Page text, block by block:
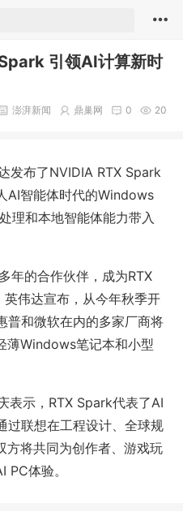
引领AI计算新时
20
0
鼎巢网
澎湃新闻
发布了NVIDIA RTX Spark
AI智能体时代的Windows
理和本地智能体能力带入
年的合作伙伴，成为RTX
伟达宣布，从今年秋季开
普和微软在内的多家厂商将
薄Windows笔记本和小型
表示，RTX Spark代表了AI
过联想在工程设计、全球规
方将共同为创作者、游戏玩
PC体验。